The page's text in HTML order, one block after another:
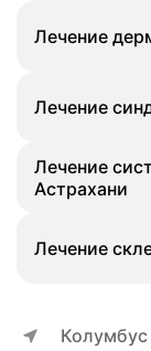
Лечение
Лечение
Лечение
Астрахани
Лечение
Колумбус